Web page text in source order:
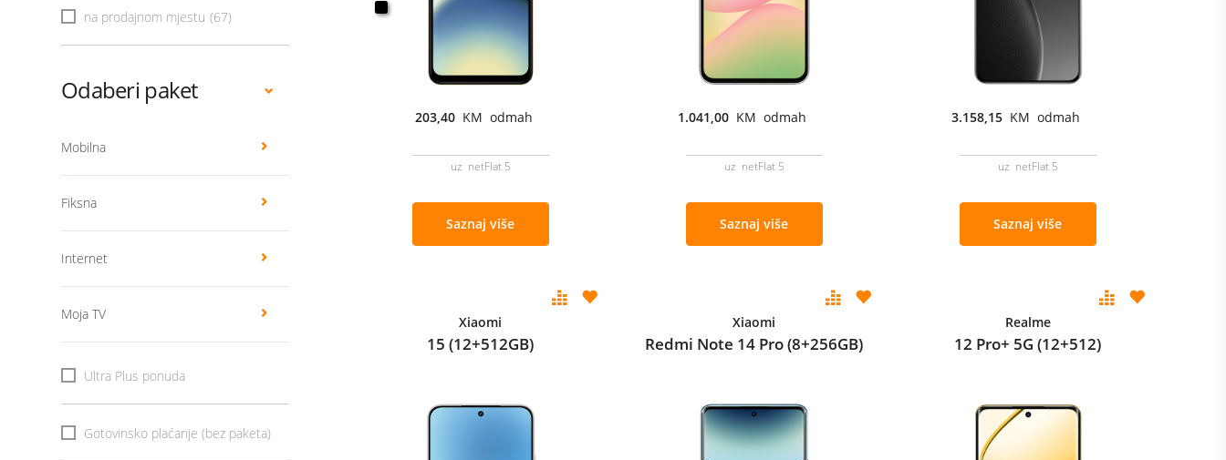
na prodajnom mjestu (67)
Odaberi paket
Mobilna
Fiksna
Internet
Moja TV
Ultra Plus ponuda
Gotovinsko plaćanje (bez paketa)
203,40 KM odmah
uz netFlat 5
Saznaj više
1.041,00 KM odmah
uz netFlat 5
Saznaj više
3.158,15 KM odmah
uz netFlat 5
Saznaj više
Xiaomi
15 (12+512GB)
Xiaomi
Redmi Note 14 Pro (8+256GB)
Realme
12 Pro+ 5G (12+512)